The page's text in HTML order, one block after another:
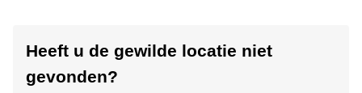
Heeft u de gewilde locatie niet
gevonden?